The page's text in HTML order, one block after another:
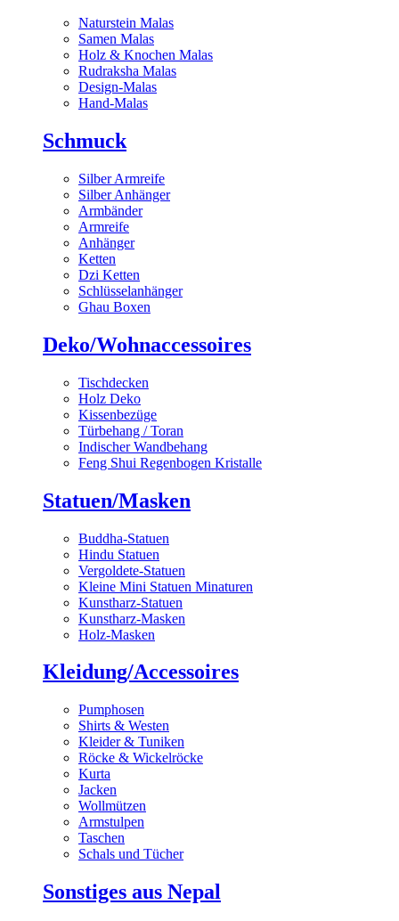
Naturstein Malas
Samen Malas
Holz & Knochen Malas
Rudraksha Malas
Design-Malas
Hand-Malas
Schmuck
Silber Armreife
Silber Anhänger
Armbänder
Armreife
Anhänger
Ketten
Dzi Ketten
Schlüsselanhänger
Ghau Boxen
Deko/Wohnaccessoires
Tischdecken
Holz Deko
Kissenbezüge
Türbehang / Toran
Indischer Wandbehang
Feng Shui Regenbogen Kristalle
Statuen/Masken
Buddha-Statuen
Hindu Statuen
Vergoldete-Statuen
Kleine Mini Statuen Minaturen
Kunstharz-Statuen
Kunstharz-Masken
Holz-Masken
Kleidung/Accessoires
Pumphosen
Shirts & Westen
Kleider & Tuniken
Röcke & Wickelröcke
Kurta
Jacken
Wollmützen
Armstulpen
Taschen
Schals und Tücher
Sonstiges aus Nepal